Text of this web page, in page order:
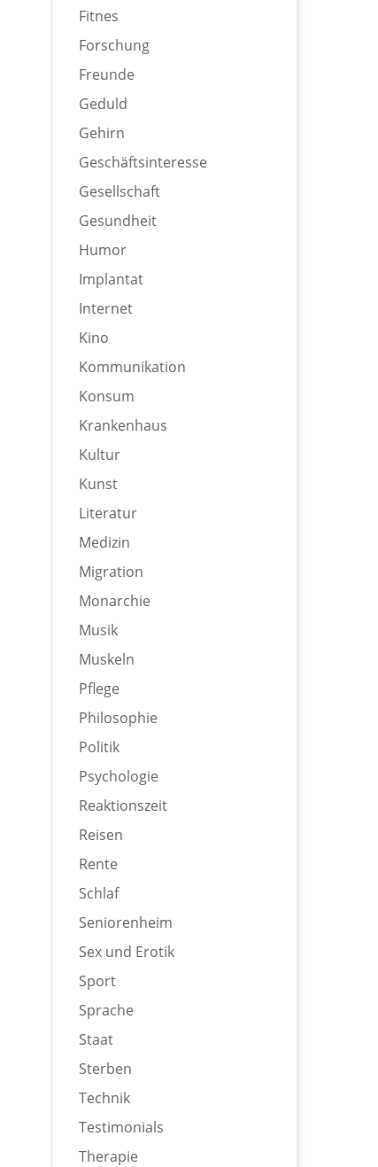
Fitnes
Forschung
Freunde
Geduld
Gehirn
Geschäftsinteresse
Gesellschaft
Gesundheit
Humor
Implantat
Internet
Kino
Kommunikation
Konsum
Krankenhaus
Kultur
Kunst
Literatur
Medizin
Migration
Monarchie
Musik
Muskeln
Pflege
Philosophie
Politik
Psychologie
Reaktionszeit
Reisen
Rente
Schlaf
Seniorenheim
Sex und Erotik
Sport
Sprache
Staat
Sterben
Technik
Testimonials
Therapie